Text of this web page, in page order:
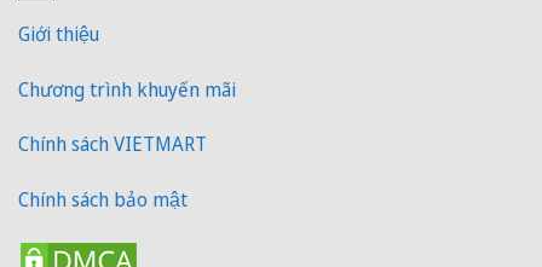
Giới thiệu
Chương trình khuyến mãi
Chính sách VIETMART
Chính sách bảo mật